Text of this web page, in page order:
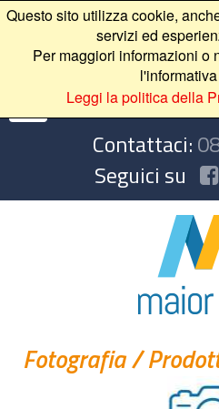
Questo sito utilizza cookie,
servizi ed
Per maggiori informazioni o
Leggi la politica della
Contattaci:
Seguici su
Fotografia/